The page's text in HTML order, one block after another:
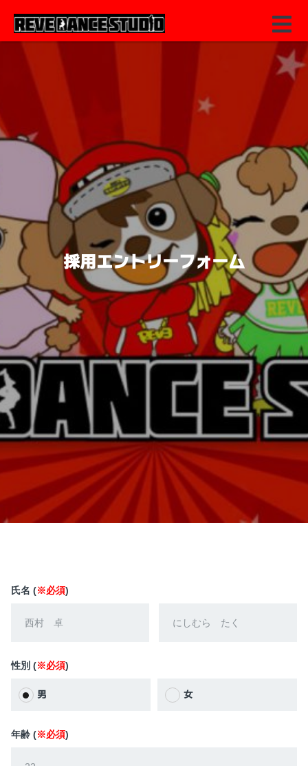
採用エントリーフォーム
氏名 (※必須)
性別 (※必須)
男 女
年齢 (※必須)